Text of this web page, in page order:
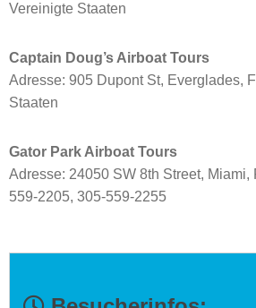
Vereinigte Staaten
Captain Doug’s Airboat Tours
Adresse: 905 Dupont St, Everglades,
Staaten
Gator Park Airboat Tours
Adresse: 24050 SW 8th Street,
559-2205, 305-559-2255